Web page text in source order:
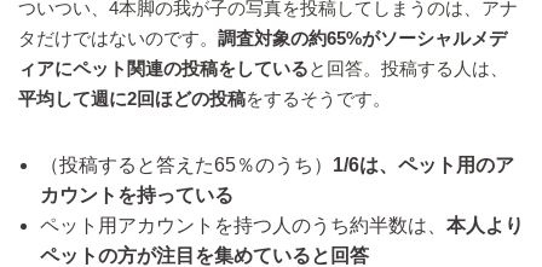
ついつい、4本脚の我が子の写真を投稿してしまうのは、アナ
タだけではないのです。 調査対象の約65%がソーシャルメデ
ィアにペット関連の投稿をしていると回答。投稿する人は、
平均して週に2回ほどの投稿をするそうです。
（投稿すると答えた65％のうち） 1/6は、ペット用のア
カウントを持っている
ペット用アカウントを持つ人のうち約半数は、 本人より
ペットの方が注目を集めていると回答